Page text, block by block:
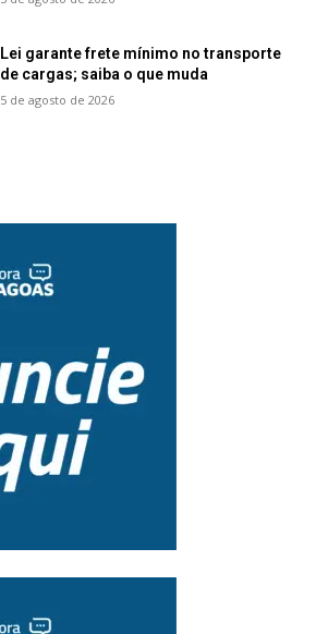
Lei garante frete mínimo no transporte
de cargas; saiba o que muda
5 de agosto de 2026